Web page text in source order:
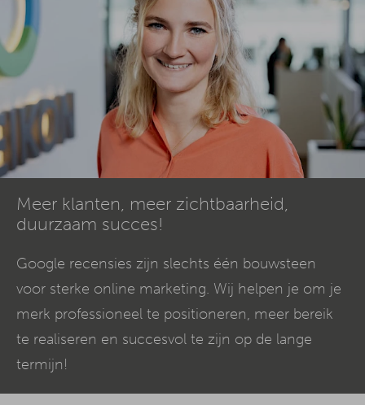
Meer klanten, meer zichtbaarheid,
duurzaam succes!
Google recensies zijn slechts één bouwsteen
voor sterke online marketing. Wij helpen je om je
merk professioneel te positioneren, meer bereik
te realiseren en succesvol te zijn op de lange
termijn!